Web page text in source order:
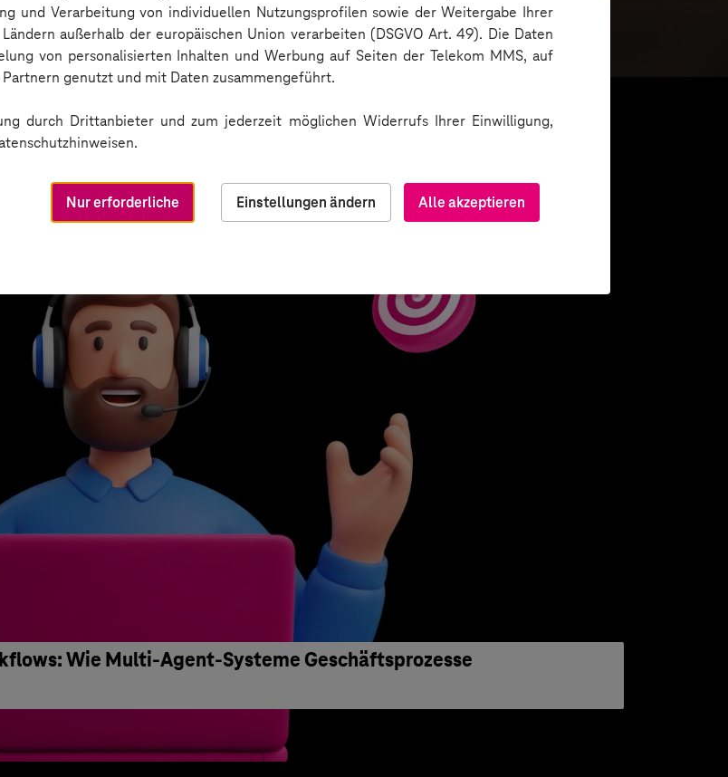
und Verarbeitung von individuellen Nutzungsprofilen sowie der Weitergabe Ihrer
außerhalb der europäischen Union verarbeiten (DSGVO Art. 49). Die Daten
von personalisierten Inhalten und Werbung auf Seiten der Telekom MMS, auf
genutzt und mit Daten zusammengeführt.
durch Drittanbieter und zum jederzeit möglichen Widerrufs Ihrer Einwilligung,
Alle akzeptieren
Nur erforderliche
Einstellungen ändern
Copilot hinaus echten Mehrwert schaffen
Wie Multi-Agent-Systeme Geschäftsprozesse